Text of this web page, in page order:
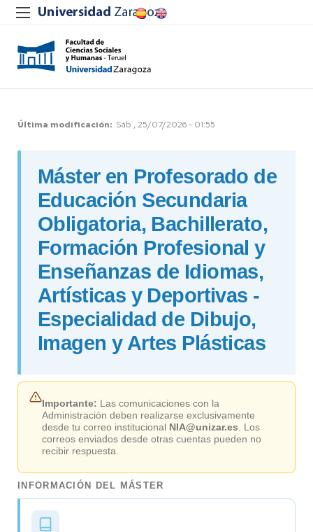
Última modificación Sáb , 25/07/2026 - 01:55
Máster en Profesorado de
Educación Secundaria
Obligatoria, Bachillerato,
Formación Profesional y
Enseñanzas de Idiomas,
Artísticas y Deportivas -
Especialidad de Dibujo,
Imagen y Artes Plásticas
Importante: Las comunicaciones con la
Administración deben realizarse exclusivamente
desde tu correo institucional NIA@unizar.es . Los
correos enviados desde otras cuentas pueden no
recibir respuesta.
INFORMACIÓN DEL MÁSTER